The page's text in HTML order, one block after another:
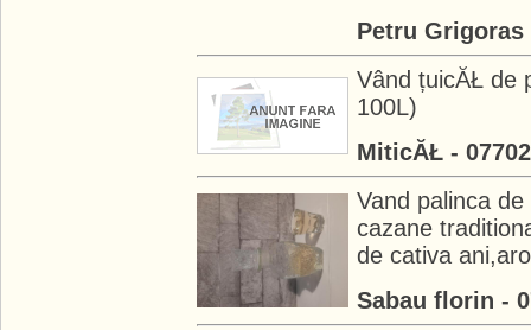
Petru Grigoras
Vând țuicĂŁ de
100L)
MiticĂŁ -
Vand palinca
cazane
de cativa
Sabau florin -